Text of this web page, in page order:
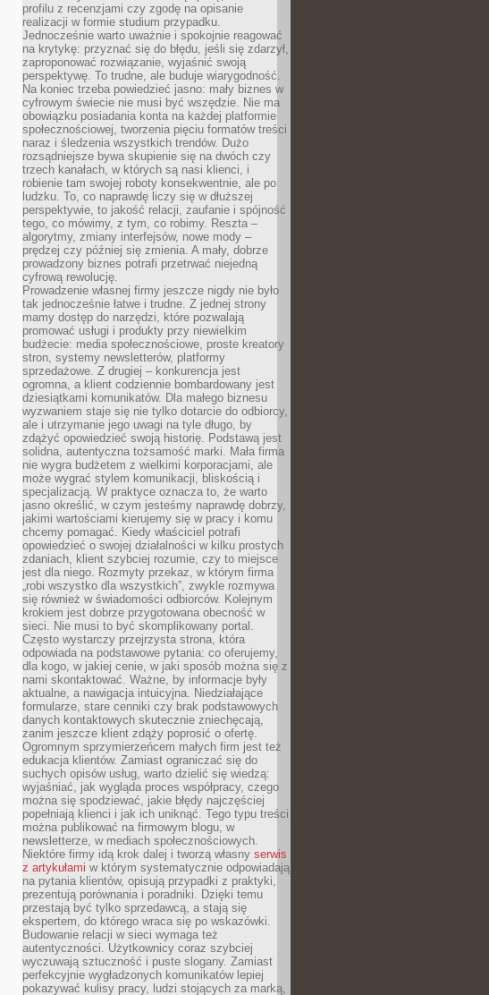
profilu z recenzjami czy zgodę na opisanie
realizacji w formie studium przypadku.
Jednocześnie warto uważnie i spokojnie reagować
na krytykę: przyznać się do błędu, jeśli się zdarzył,
zaproponować rozwiązanie, wyjaśnić swoją
perspektywę. To trudne, ale buduje wiarygodność.
Na koniec trzeba powiedzieć jasno: mały biznes w
cyfrowym świecie nie musi być wszędzie. Nie ma
obowiązku posiadania konta na każdej platformie
społecznościowej, tworzenia pięciu formatów treści
naraz i śledzenia wszystkich trendów. Dużo
rozsądniejsze bywa skupienie się na dwóch czy
trzech kanałach, w których są nasi klienci, i
robienie tam swojej roboty konsekwentnie, ale po
ludzku. To, co naprawdę liczy się w dłuższej
perspektywie, to jakość relacji, zaufanie i spójność
tego, co mówimy, z tym, co robimy. Reszta –
algorytmy, zmiany interfejsów, nowe mody –
prędzej czy później się zmienia. A mały, dobrze
prowadzony biznes potrafi przetrwać niejedną
cyfrową rewolucję.
Prowadzenie własnej firmy jeszcze nigdy nie było
tak jednocześnie łatwe i trudne. Z jednej strony
mamy dostęp do narzędzi, które pozwalają
promować usługi i produkty przy niewielkim
budżecie: media społecznościowe, proste kreatory
stron, systemy newsletterów, platformy
sprzedażowe. Z drugiej – konkurencja jest
ogromna, a klient codziennie bombardowany jest
dziesiątkami komunikatów. Dla małego biznesu
wyzwaniem staje się nie tylko dotarcie do odbiorcy,
ale i utrzymanie jego uwagi na tyle długo, by
zdążyć opowiedzieć swoją historię. Podstawą jest
solidna, autentyczna tożsamość marki. Mała firma
nie wygra budżetem z wielkimi korporacjami, ale
może wygrać stylem komunikacji, bliskością i
specjalizacją. W praktyce oznacza to, że warto
jasno określić, w czym jesteśmy naprawdę dobrzy,
jakimi wartościami kierujemy się w pracy i komu
chcemy pomagać. Kiedy właściciel potrafi
opowiedzieć o swojej działalności w kilku prostych
zdaniach, klient szybciej rozumie, czy to miejsce
jest dla niego. Rozmyty przekaz, w którym firma
„robi wszystko dla wszystkich”, zwykle rozmywa
się również w świadomości odbiorców. Kolejnym
krokiem jest dobrze przygotowana obecność w
sieci. Nie musi to być skomplikowany portal.
Często wystarczy przejrzysta strona, która
odpowiada na podstawowe pytania: co oferujemy,
dla kogo, w jakiej cenie, w jaki sposób można się z
nami skontaktować. Ważne, by informacje były
aktualne, a nawigacja intuicyjna. Niedziałające
formularze, stare cenniki czy brak podstawowych
danych kontaktowych skutecznie zniechęcają,
zanim jeszcze klient zdąży poprosić o ofertę.
Ogromnym sprzymierzeńcem małych firm jest też
edukacja klientów. Zamiast ograniczać się do
suchych opisów usług, warto dzielić się wiedzą:
wyjaśniać, jak wygląda proces współpracy, czego
można się spodziewać, jakie błędy najczęściej
popełniają klienci i jak ich uniknąć. Tego typu treści
można publikować na firmowym blogu, w
newsletterze, w mediach społecznościowych.
Niektóre firmy idą krok dalej i tworzą własny serwis
z artykułami w którym systematycznie odpowiadają
na pytania klientów, opisują przypadki z praktyki,
prezentują porównania i poradniki. Dzięki temu
przestają być tylko sprzedawcą, a stają się
ekspertem, do którego wraca się po wskazówki.
Budowanie relacji w sieci wymaga też
autentyczności. Użytkownicy coraz szybciej
wyczuwają sztuczność i puste slogany. Zamiast
perfekcyjnie wygładzonych komunikatów lepiej
pokazywać kulisy pracy, ludzi stojących za marką,